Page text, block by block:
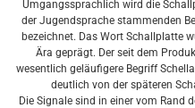
Umgangssprachlich wird die
der Jugendsprache stammenden
bezeichnet. Das Wort Schallplatte
Ära geprägt. Der seit dem
wesentlich geläufigere Begriff
deutlich von der späteren
Die Signale sind in einer vom Rand